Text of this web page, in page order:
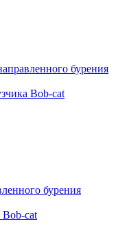
бурения
Bob-cat
бурения
cat